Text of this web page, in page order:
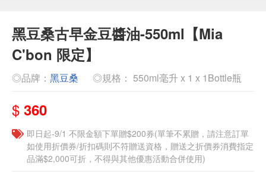
黑豆桑古早金豆醬油-550ml【Mia
C'bon 限定】
◎品牌： 黑豆桑 ◎規格： 550ml毫升 x 1 x 1Bottle瓶
$ 360
即日起-9/1 不限金額下單贈$200券(單筆不累贈，請注意訂單
如使用折價券/折扣碼則不符贈送資格，贈送之折價券消費指定
品滿$2,000可折，不得與其他優惠活動合併使用)